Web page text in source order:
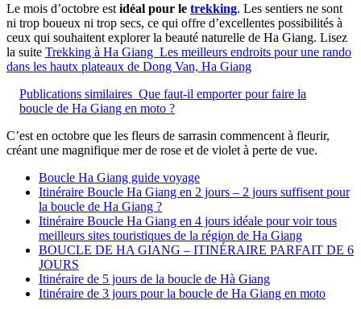
Le mois d’octobre est idéal pour le trekking. Les sentiers ne sont
ni trop boueux ni trop secs, ce qui offre d’excellentes possibilités à
ceux qui souhaitent explorer la beauté naturelle de Ha Giang. Lisez
la suite Trekking à Ha Giang Les meilleurs endroits pour une rando
dans les hautx plateaux de Dong Van, Ha Giang
Publications similaires Que faut-il emporter pour faire la
boucle de Ha Giang en moto ?
C’est en octobre que les fleurs de sarrasin commencent à fleurir,
créant une magnifique mer de rose et de violet à perte de vue.
Boucle Ha Giang guide voyage
Itinéraire Boucle Ha Giang en 2 jours – 2 jours suffisent pour
la boucle de Ha Giang ?
Itinéraire Boucle Ha Giang en 4 jours idéale pour voir tous
meilleurs sites touristiques de la région de Ha Giang
BOUCLE DE HA GIANG – ITINÉRAIRE PARFAIT DE 6
JOURS
Itinéraire de 5 jours de la boucle de Hà Giang
Itinéraire de 3 jours pour la boucle de Ha Giang en moto